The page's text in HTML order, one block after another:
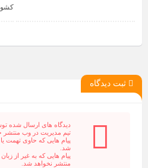
ثبت دیدگاه
دیدگاه های ارسال شده
تیم مدیریت در وب منتشر
پیام هایی که حاوی تهمت
شد.
پیام هایی که به غیر از
منتشر نخواهد شد.